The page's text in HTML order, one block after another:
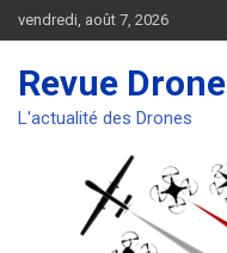
au
vendredi, août 7, 2026
Revue Drone
L'actualité des Drones